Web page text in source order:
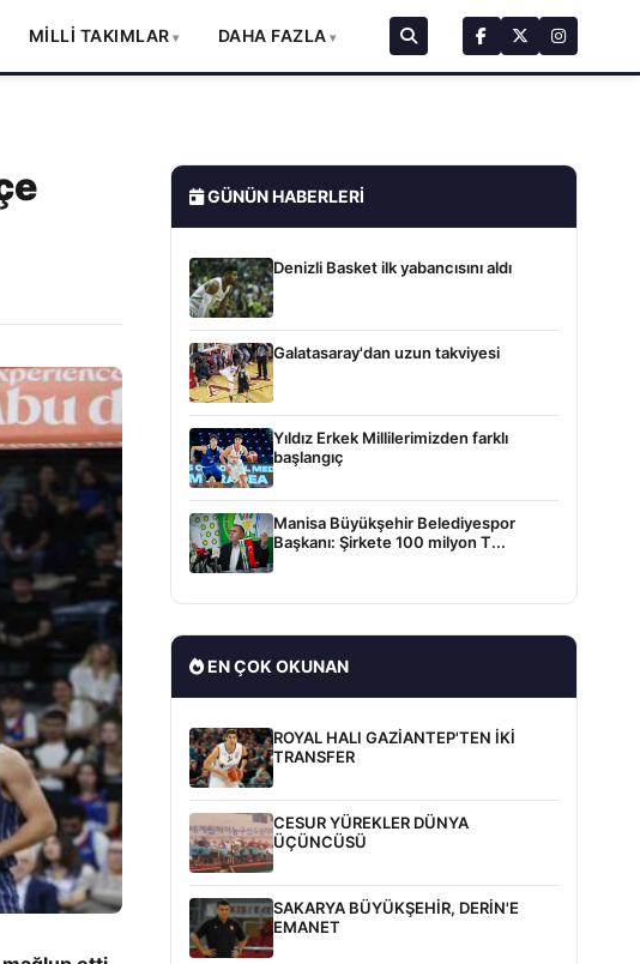
MİLLİ TAKIMLAR DAHA FAZLA
GÜNÜN HABERLERI
Denizli Basket ilk yabancısını aldı
Galatasaray'dan uzun takviyesi
Yıldız Erkek Millilerimizden farklı
başlangıç
Manisa Büyükşehir Belediyespor
Başkanı: Şirkete 100 milyon T...
EN ÇOK OKUNAN
ROYAL HALI GAZİANTEP'TEN İKİ
TRANSFER
CESUR YÜREKLER DÜNYA
ÜÇÜNCÜSÜ
SAKARYA BÜYÜKŞEHİR, DERİN'E
EMANET